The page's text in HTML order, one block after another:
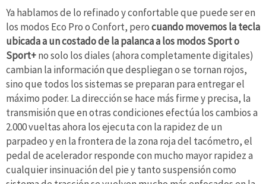
Ya hablamos de lo refinado y confortable que puede ser en
los modos Eco Pro o Confort, perocuando movemos la tecla
ubicada a un costado de la palanca a los modos Sport o
Sport+no solo los diales (ahora completamente digitales)
cambian la información que despliegan o se tornan rojos,
sino que todos los sistemas se preparan para entregar el
máximo poder. La dirección se hace más firme y precisa, la
transmisión que en otras condiciones efectúa los cambios a
2.000 vueltas ahora los ejecuta con la rapidez de un
parpadeo y en la frontera de la zona roja del tacómetro, el
pedal de acelerador responde con mucho mayor rapidez a
cualquier insinuación del pie y tanto suspensión como